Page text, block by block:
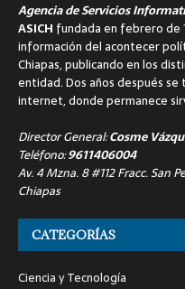
Agencia de Servicios
ASICH fundada en febrero de
información del acontecer
Chiapas, publicando en los
entidad. Dos años después
internet, donde permanece
Director General:Cosme
Teléfono:9611406004
Av. 4 Mzna. 8 #112 Fracc. San
Chiapas
CATEGORÍAS
Ciencia y Tecnología